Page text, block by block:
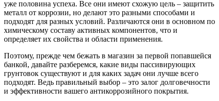
уже половина успеха. Все они имеют схожую цель – защитить
металл от коррозии, но делают это разными способами и
подходят для разных условий. Различаются они в основном по
химическому составу активных компонентов, что и
определяет их свойства и области применения.
Поэтому, прежде чем бежать в магазин за первой попавшейся
банкой, давайте разберемся, какие виды пассивирующих
грунтовок существуют и для каких задач они лучше всего
подходят. Ведь правильный выбор – это залог долговечности
и эффективности вашего антикоррозийного покрытия.